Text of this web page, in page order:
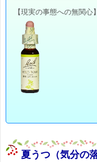
【現実の事態への無関心】
夏うつ（気分の